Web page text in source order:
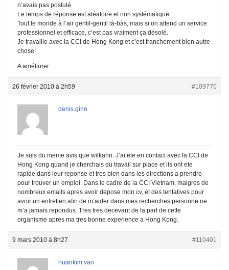
n’avais pas postulé.
Le temps de réponse est aléatoire et non systématique.
Tout le monde à l’air gentil-gentil là-bàs, mais si on attend un service
professionnel et efficace, c’est pas vraiment ça désolé.
Je travaille avec la CCI de Hong Kong et c’est franchement bien autre
chose!
A améliorer.
26 février 2010 à 2h59 #109770
denis.gino
Je suis du meme avis que wilkahn. J’ai ete en contact avec la CCI de
Hong Kong quand je cherchais du travail sur place et ils ont ete
rapide dans leur reponse et tres bien dans les directions a prendre
pour trouver un emploi. Dans le cadre de la CCI Vietnam, malgres de
nombreux emails apres avoir depose mon cv, et des tentatives pour
avoir un entretien afin de m’aider dans mes recherches personne ne
m’a jamais repondus. Tres tres decevant de la part de cette
organisme apres ma tres bonne experience a Hong Kong.
9 mars 2010 à 8h27 #110401
huankim van